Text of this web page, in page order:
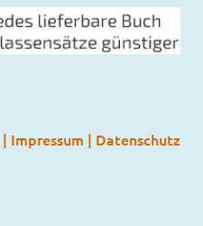
| Impressum | Datenschutz